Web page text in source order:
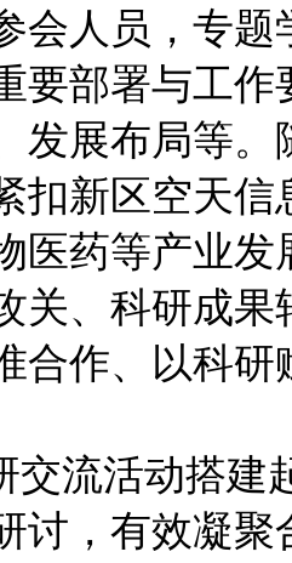
会人员，专
要部署与工
发展布局等
扣新区空天
医药等产业
关、科研成
合作、以科
交流活动搭建
讨，有效凝